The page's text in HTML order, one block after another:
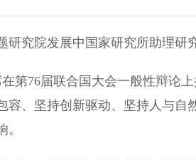
究院发展中国家研究所助理研
76届联合国大会一般性辩论
容、坚持创新驱动、坚持人与自